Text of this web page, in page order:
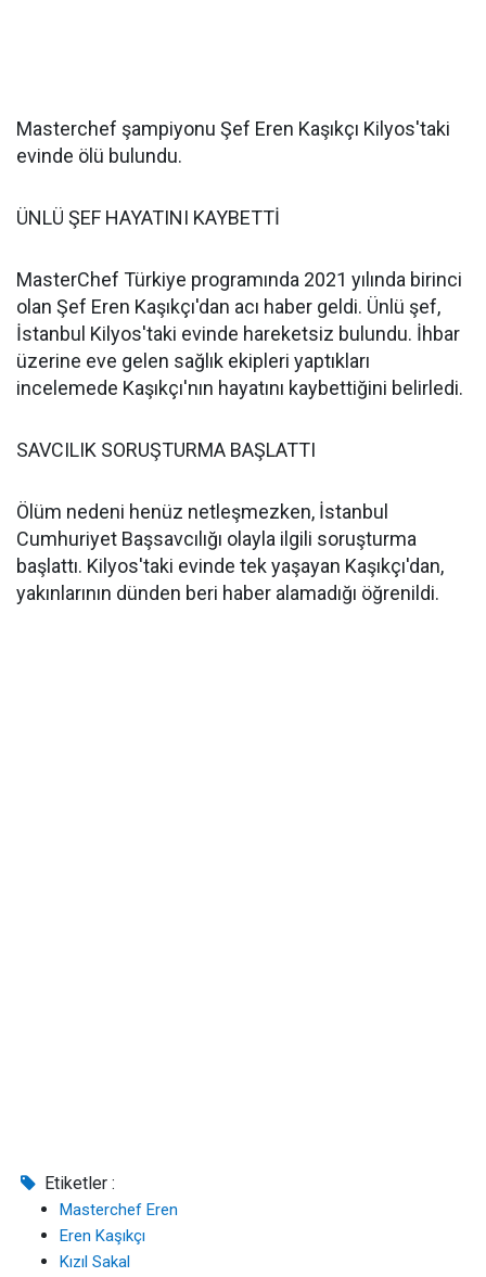
Masterchef şampiyonu Şef Eren Kaşıkçı Kilyos'taki
evinde ölü bulundu.
ÜNLÜ ŞEF HAYATINI KAYBETTİ
MasterChef Türkiye programında 2021 yılında birinci
olan Şef Eren Kaşıkçı'dan acı haber geldi. Ünlü şef,
İstanbul Kilyos'taki evinde hareketsiz bulundu. İhbar
üzerine eve gelen sağlık ekipleri yaptıkları
incelemede Kaşıkçı'nın hayatını kaybettiğini belirledi.
SAVCILIK SORUŞTURMA BAŞLATTI
Ölüm nedeni henüz netleşmezken, İstanbul
Cumhuriyet Başsavcılığı olayla ilgili soruşturma
başlattı. Kilyos'taki evinde tek yaşayan Kaşıkçı'dan,
yakınlarının dünden beri haber alamadığı öğrenildi.
Etiketler :
Masterchef Eren
Eren Kaşıkçı
Kızıl Sakal